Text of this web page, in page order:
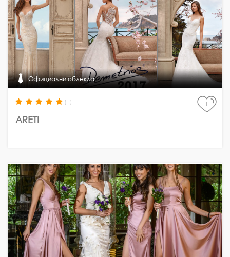
Официални облекла
(1)
ARETI
+